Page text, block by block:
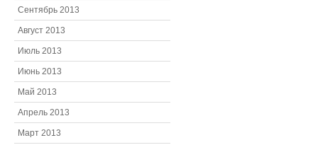
Сентябрь 2013
Август 2013
Июль 2013
Июнь 2013
Май 2013
Апрель 2013
Март 2013